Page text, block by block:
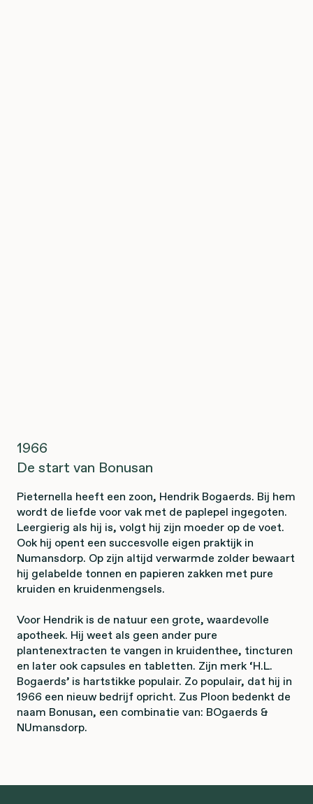
1966
De start van Bonusan
Pieternella heeft een zoon, Hendrik Bogaerds. Bij hem
wordt de liefde voor vak met de paplepel ingegoten.
Leergierig als hij is, volgt hij zijn moeder op de voet.
Ook hij opent een succesvolle eigen praktijk in
Numansdorp. Op zijn altijd verwarmde zolder bewaart
hij gelabelde tonnen en papieren zakken met pure
kruiden en kruidenmengsels.
Voor Hendrik is de natuur een grote, waardevolle
apotheek. Hij weet als geen ander pure
plantenextracten te vangen in kruidenthee, tincturen
en later ook capsules en tabletten. Zijn merk ‘H.L.
Bogaerds’ is hartstikke populair. Zo populair, dat hij in
1966 een nieuw bedrijf opricht. Zus Ploon bedenkt de
naam Bonusan, een combinatie van: BOgaerds &
NUmansdorp.